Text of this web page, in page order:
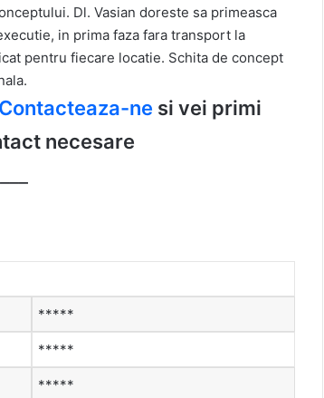
Dl. Vasian doreste sa primeasca
in prima faza fara transport la
pentru fiecare locatie. Schita de concept
Contacteaza-ne si vei primi
necesare
*****
*****
*****